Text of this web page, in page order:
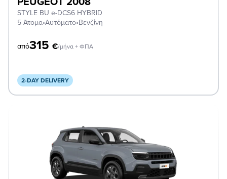
STYLE BU e-DCS6 HYBRID
5 Άτομα•Αυτόματο•Βενζίνη
από315 €/μήνα + ΦΠΑ
2-DAY DELIVERY